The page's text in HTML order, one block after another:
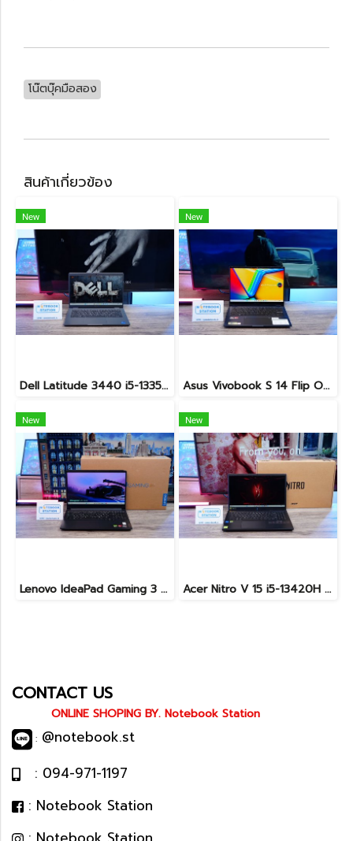
โน๊ตบุ๊คมือสอง
สินค้าเกี่ยวข้อง
New
Dell Latitude 3440 i5-1335U Ram8 SSD512 จอ14นิ้ว สเปคดี คีย์บอร์ดไฟ เครื่องประมวลผลไวพร้อมใช้งาน เพียง 13,990.-
New
Asus Vivobook S 14 Flip OLED ทัชกรีนหมุนจอ360องศา Ryzen7-7730U Ram24 SSD512GB จอ14 2.8K OLED 90Hz จอภาพสวยคมชัดมาก ดีไซน์สวยทันสมัย ราคา 18,990.-
New
Lenovo IdeaPad Gaming 3 Ryzen5-5500H RAM16 RTX2050(4GB) 512GB M.2 จอ15.6 FHD 144Hz สเปคเกมมิ่ง คีย์บอร์ดไฟสีRGB เครื่องพร้อมใช้งาน ราคาเพียง 16,900.-
New
Acer Nitro V 15 i5-13420H Ram16 RTX2050(4GB) SSD512GB จอ15.6นิ้ว FHD 144Hz เกมมิ่งรุ่นใหม่ ดีไซน์ฝาหลังสุดเท่ มีประกันศูนย์2027 เครื่องพร้อมใช้งาน ราคาสุดคุ้มเพียง 17,990.-
CONTACT US
ONLINE SHOPING BY. Notebook Station
: @notebook.st
: 094-971-1197
: Notebook Station